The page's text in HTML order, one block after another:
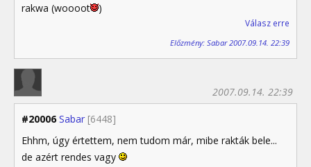
rakwa (woooot
)
Válasz erre
Előzmény: Sabar 2007.09.14. 22:39
#20006 Sabar [6448]
2007.09.14. 22:39
Ehhm, úgy értettem, nem tudom már, mibe rakták bele...
de azért rendes vagy